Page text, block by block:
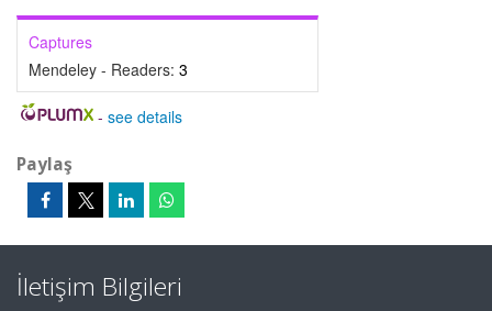
Captures
Mendeley - Readers: 3
- see details
Paylaş
İletişim Bilgileri